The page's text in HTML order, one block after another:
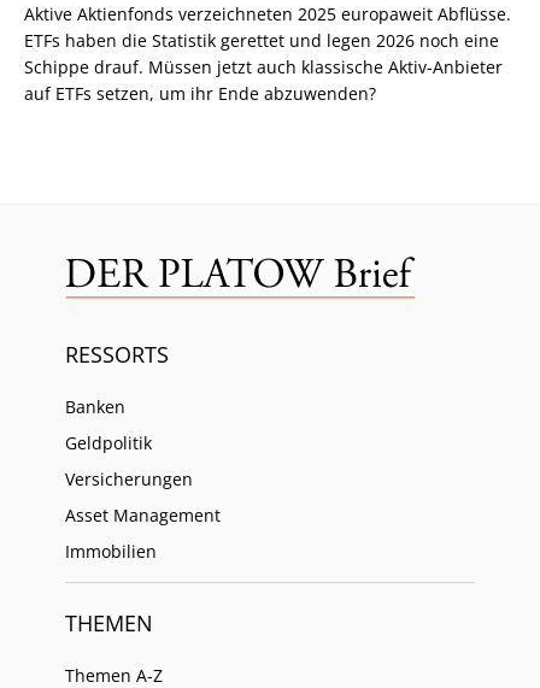
Aktive Aktienfonds verzeichneten 2025 europaweit Abflüsse.
ETFs haben die Statistik gerettet und legen 2026 noch eine
Schippe drauf. Müssen jetzt auch klassische Aktiv-Anbieter
auf ETFs setzen, um ihr Ende abzuwenden?
RESSORTS
Banken
Geldpolitik
Versicherungen
Asset Management
Immobilien
THEMEN
Themen A-Z